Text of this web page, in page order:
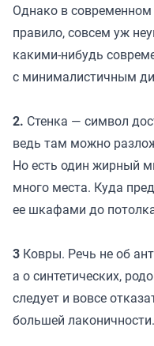
Однако в современном
правило, совсем уж
какими-нибудь
с минималистичным
2. Стенка — символ
ведь там можно
Но есть один жирный
много места. Куда
ее шкафами до
3 Ковры. Речь не об
а о синтетических,
следует и вовсе
большей лаконичности.